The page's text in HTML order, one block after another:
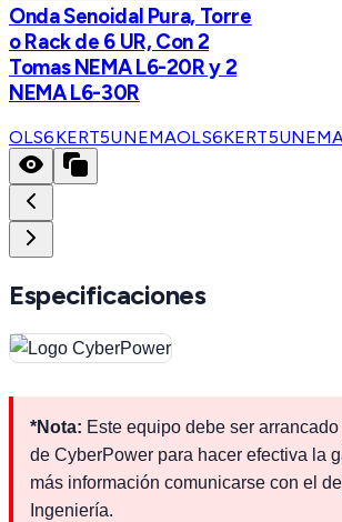
Onda Senoidal Pura, Torre
o Rack de 6 UR, Con 2
Tomas NEMA L6-20R y 2
NEMA L6-30R
OLS6KERT5UNEMAOLS6KERT5UNEMA
Especificaciones
*Nota: Este equipo debe ser
de CyberPower para hacer efectiva la
más información comunicarse con el
Ingeniería.